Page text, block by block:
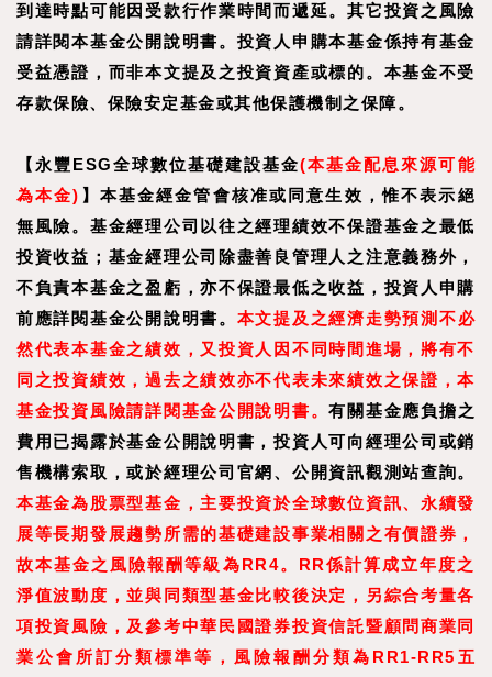
到達時點可能因受款行作業時間而遞延。其它投資之風險
請詳閱本基金公開說明書。投資人申購本基金係持有基金
受益憑證，而非本文提及之投資資產或標的。本基金不受
存款保險、保險安定基金或其他保護機制之保障。
【永豐ESG全球數位基礎建設基金(本基金配息來源可能
為本金) 】 本基金經金管會核准或同意生效，惟不表示絕
無風險。基金經理公司以往之經理績效不保證基金之最低
投資收益；基金經理公司除盡善良管理人之注意義務外，
不負責本基金之盈虧，亦不保證最低之收益，投資人申購
前應詳閱基金公開說明書。 本文提及之經濟走勢預測不必
然代表本基金之績效，又投資人因不同時間進場，將有不
同之投資績效，過去之績效亦不代表未來績效之保證，本
基金投資風險請詳閱基金公開說明書。有關基金應負擔之
費用已揭露於基金公開說明書，投資人可向經理公司或銷
售機構索取，或於經理公司官網、公開資訊觀測站查詢。
本基金為股票型基金，主要投資於全球數位資訊、永續發
展等長期發展趨勢所需的基礎建設事業相關之有價證券，
故本基金之風險報酬等級為RR4。RR係計算成立年度之
淨值波動度，並與同類型基金比較後決定，另綜合考量各
項投資風險，及參考中華民國證券投資信託暨顧問商業同
業公會所訂分類標準等，風險報酬分類為RR1-RR5五